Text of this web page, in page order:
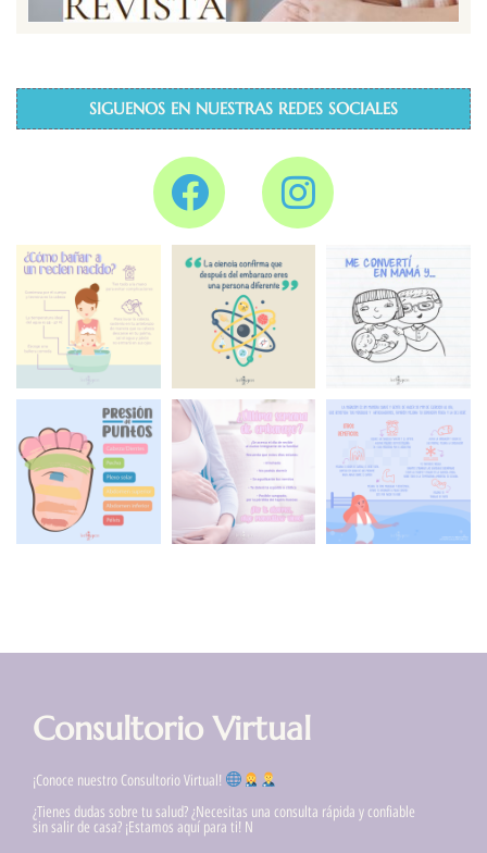
SIGUENOS EN NUESTRAS REDES SOCIALES
Consultorio Virtual
¡Conoce nuestro Consultorio Virtual!
¿Tienes dudas sobre tu salud? ¿Necesitas una consulta rápida y confiable
sin salir de casa? ¡Estamos aquí para ti! N